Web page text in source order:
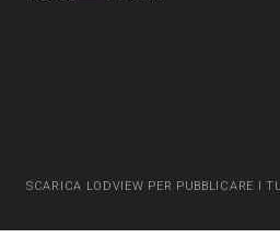
SCARICA LODVIEW PER PUBBLICARE I